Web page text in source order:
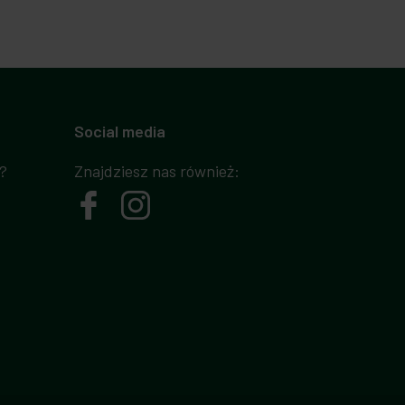
Social media
Znajdziesz nas również: